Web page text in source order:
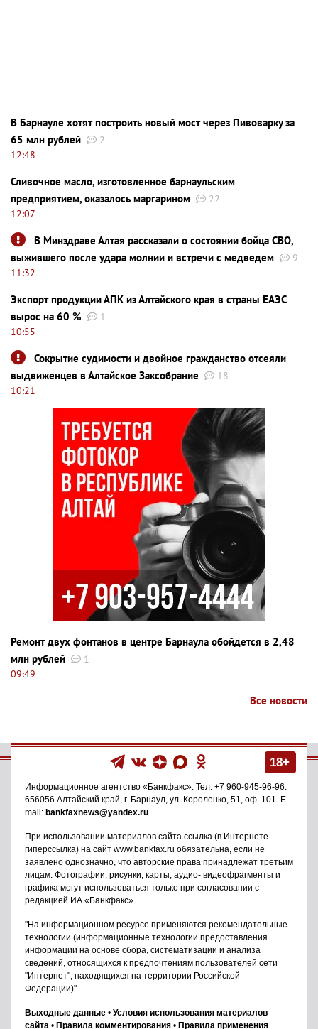
В Барнауле хотят построить новый мост через Пивоварку за
65 млн рублей
2
12:48
Сливочное масло, изготовленное барнаульским
предприятием, оказалось маргарином
22
12:07
В Минздраве Алтая рассказали о состоянии бойца СВО,
выжившего после удара молнии и встречи с медведем
9
11:32
Экспорт продукции АПК из Алтайского края в страны ЕАЭС
вырос на 60 %
1
10:55
Сокрытие судимости и двойное гражданство отсеяли
выдвиженцев в Алтайское Заксобрание
18
10:21
Ремонт двух фонтанов в центре Барнаула обойдется в 2,48
млн рублей
1
09:49
Все новости
18+
Информационное агентство «Банкфакс». Тел. +7 960-945-96-96.
656056 Алтайский край, г. Барнаул, ул. Короленко, 51, оф. 101. E-
mail: bankfaxnews@yandex.ru
При использовании материалов сайта ссылка (в Интернете -
гиперссылка) на сайт www.bankfax.ru обязательна, если не
заявлено однозначно, что авторские права принадлежат третьим
лицам. Фотографии, рисунки, карты, аудио- видеофрагменты и
графика могут использоваться только при согласовании с
редакцией ИА «Банкфакс».
"На информационном ресурсе применяются рекомендательные
технологии (информационные технологии предоставления
информации на основе сбора, систематизации и анализа
сведений, относящихся к предпочтениям пользователей сети
"Интернет", находящихся на территории Российской
Федерации)".
Выходные данные • Условия использования материалов
сайта • Правила комментирования • Правила применения